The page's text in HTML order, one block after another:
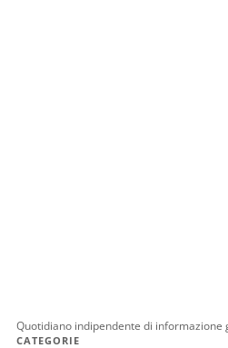
Quotidiano indipendente di informazione
CATEGORIE